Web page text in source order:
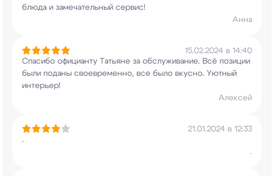
блюда и замечательный сервис!
Анна
15.02.2024 в 14:40
Спасибо официанту Татьяне за обслуживание. Всё позиции
были поданы своевременно, все было вкусно. Уютный
интерьер!
Алексей
21.01.2024 в 12:33
.
.